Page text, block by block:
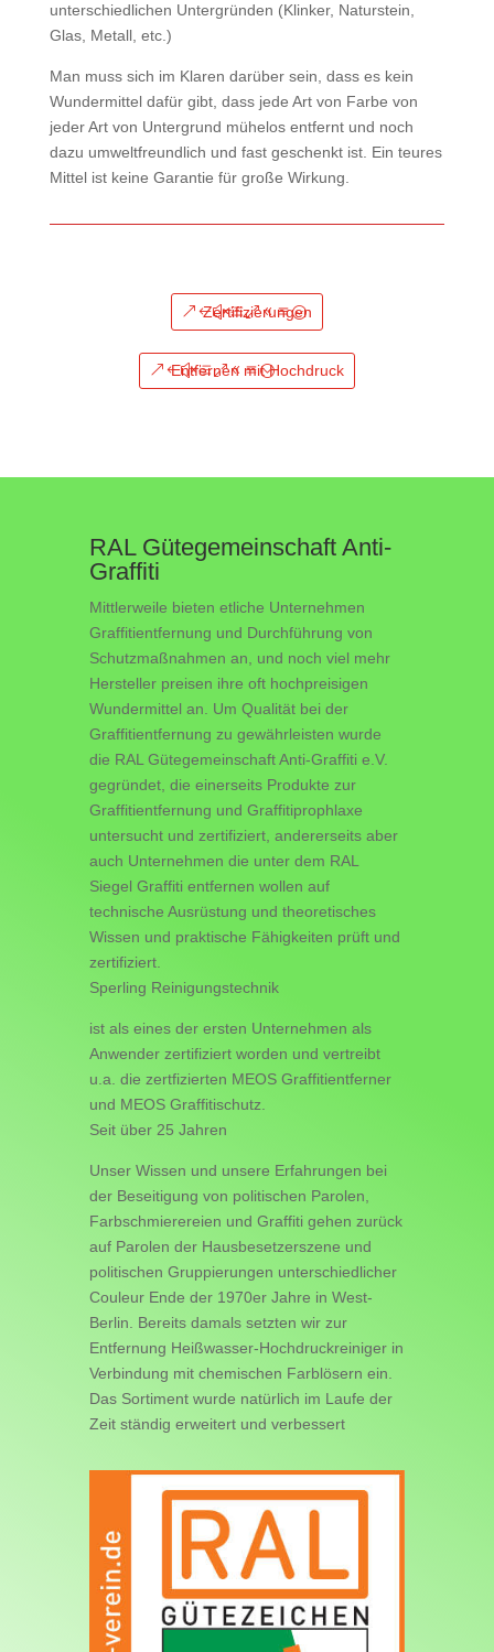
unterschiedlichen Untergründen (Klinker, Naturstein,
Glas, Metall, etc.)
Man muss sich im Klaren darüber sein, dass es kein
Wundermittel dafür gibt, dass jede Art von Farbe von
jeder Art von Untergrund mühelos entfernt und noch
dazu umweltfreundlich und fast geschenkt ist. Ein teures
Mittel ist keine Garantie für große Wirkung.
Zertifizierungen
Entfernen mit Hochdruck
RAL Gütegemeinschaft Anti-
Graffiti
Mittlerweile bieten etliche Unternehmen
Graffitientfernung und Durchführung von
Schutzmaßnahmen an, und noch viel mehr
Hersteller preisen ihre oft hochpreisigen
Wundermittel an. Um Qualität bei der
Graffitientfernung zu gewährleisten wurde
die RAL Gütegemeinschaft Anti-Graffiti e.V.
gegründet, die einerseits Produkte zur
Graffitientfernung und Graffitiprophlaxe
untersucht und zertifiziert, andererseits aber
auch Unternehmen die unter dem RAL
Siegel Graffiti entfernen wollen auf
technische Ausrüstung und theoretisches
Wissen und praktische Fähigkeiten prüft und
zertifiziert.
Sperling Reinigungstechnik
ist als eines der ersten Unternehmen als
Anwender zertifiziert worden und vertreibt
u.a. die zertfizierten MEOS Graffitientferner
und MEOS Graffitischutz.
Seit über 25 Jahren
Unser Wissen und unsere Erfahrungen bei
der Beseitigung von politischen Parolen,
Farbschmierereien und Graffiti gehen zurück
auf Parolen der Hausbesetzerszene und
politischen Gruppierungen unterschiedlicher
Couleur Ende der 1970er Jahre in West-
Berlin. Bereits damals setzten wir zur
Entfernung Heißwasser-Hochdruckreiniger in
Verbindung mit chemischen Farblösern ein.
Das Sortiment wurde natürlich im Laufe der
Zeit ständig erweitert und verbessert